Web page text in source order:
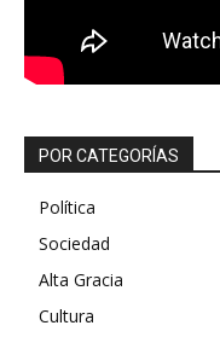
POR CATEGORÍAS
Política
Sociedad
Alta Gracia
Cultura